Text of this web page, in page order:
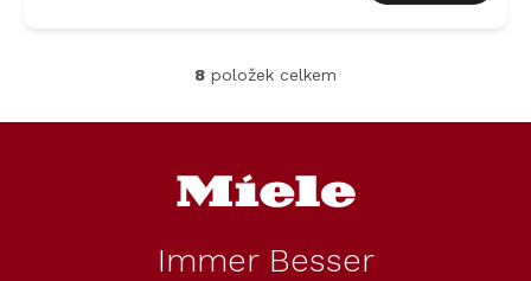
O
l
d
a
p
8 položek celkem
Immer Besser